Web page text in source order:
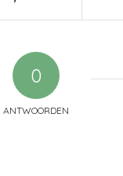
0
ANTWOORDEN